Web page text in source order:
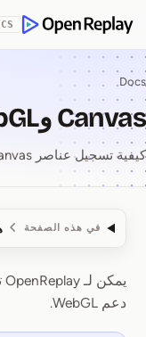
OpenReplay
Docs
Canvas وWebGL
كيفية تسجيل عناصر canvas وWebGL في إعادة تشغيل الجلسة.
في هذه الصفحة
Canvas وWebGL
يمكن لـ OpenReplay تسجيل محتوى عناصر
دعم WebGL.